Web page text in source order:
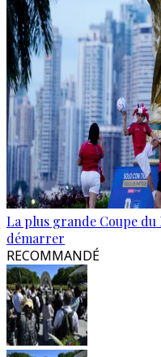
La plus grande Coupe du
démarrer
RECOMMANDÉ